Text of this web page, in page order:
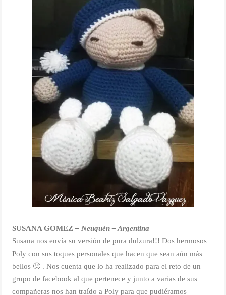
SUSANA GOMEZ– Neuquén – Argentina
Susana nos envía su versión de pura dulzura!!! Dos hermosos
Poly con sus toques personales que hacen que sean aún más
bellos 🙂 . Nos cuenta que lo ha realizado para el reto de un
grupo de facebook al que pertenece y junto a varias de sus
compañeras nos han traído a Poly para que pudiéramos